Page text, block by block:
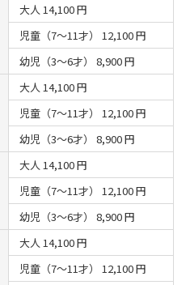
大人 14,100 円
児童（7～11才） 12,100 円
幼児（3～6才） 8,900 円
大人 14,100 円
児童（7～11才） 12,100 円
幼児（3～6才） 8,900 円
大人 14,100 円
児童（7～11才） 12,100 円
幼児（3～6才） 8,900 円
大人 14,100 円
児童（7～11才） 12,100 円